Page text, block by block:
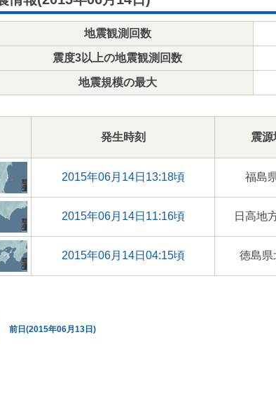
地震観測回数
震度3以上の地震観測回数
地震規模の最大
発生時刻 震源
2015年06月14日13:18頃 福島
2015年06月14日11:16頃 日高地
2015年06月14日04:15頃 徳島県
前日(2015年06月13日)